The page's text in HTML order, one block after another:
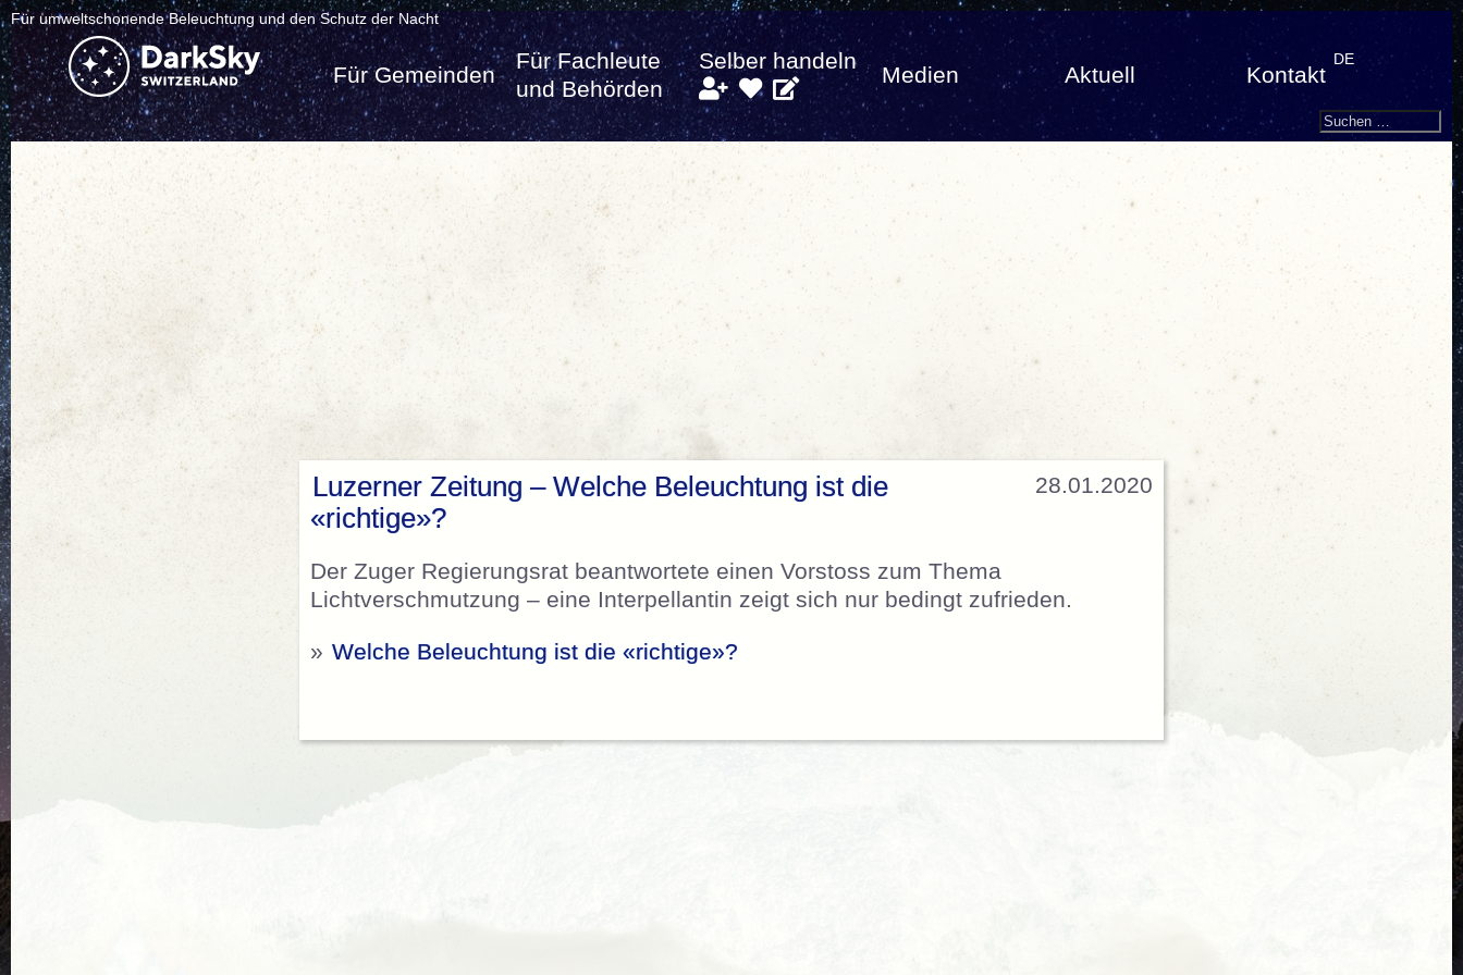
Für umweltschonende Beleuchtung und den Schutz der Nacht
Für Gemeinden
Für Fachleute
und Behörden
Selber handeln
Medien Aktuell Kontakt
DE
Search
Suchen
28.01.2020
Luzerner Zeitung – Welche Beleuchtung ist die
«richtige»?
Der Zuger Regierungsrat beantwortete einen Vorstoss zum Thema
Lichtverschmutzung – eine Interpellantin zeigt sich nur bedingt zufrieden.
» Welche Beleuchtung ist die «richtige»?